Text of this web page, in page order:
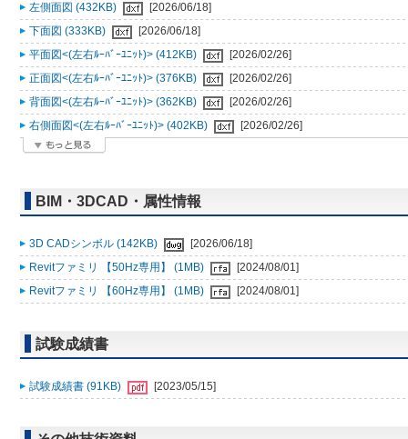
左側面図 (432KB)
[2026/06/18]
下面図 (333KB)
[2026/06/18]
平面図<(左右ﾙｰﾊﾞｰﾕﾆｯﾄ)> (412KB)
[2026/02/26]
正面図<(左右ﾙｰﾊﾞｰﾕﾆｯﾄ)> (376KB)
[2026/02/26]
背面図<(左右ﾙｰﾊﾞｰﾕﾆｯﾄ)> (362KB)
[2026/02/26]
右側面図<(左右ﾙｰﾊﾞｰﾕﾆｯﾄ)> (402KB)
[2026/02/26]
BIM・3DCAD・属性情報
3D CADシンボル (142KB)
[2026/06/18]
Revitファミリ 【50Hz専用】 (1MB)
[2024/08/01]
Revitファミリ 【60Hz専用】 (1MB)
[2024/08/01]
試験成績書
試験成績書 (91KB) [2023/05/15]